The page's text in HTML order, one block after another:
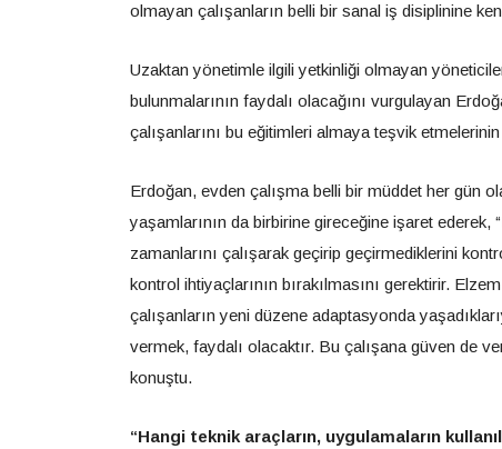
olmayan çalışanların belli bir sanal iş disiplinine
Uzaktan yönetimle ilgili yetkinliği olmayan
bulunmalarının faydalı olacağını vurgulayan
çalışanlarını bu eğitimleri almaya teşvik
Erdoğan, evden çalışma belli bir müddet her gün
yaşamlarının da birbirine gireceğine işaret
zamanlarını çalışarak geçirip geçirmediklerini
kontrol ihtiyaçlarının bırakılmasını gerektirir.
çalışanların yeni düzene adaptasyonda
vermek, faydalı olacaktır. Bu çalışana güven de
konuştu.
“Hangi teknik araçların, uygulamaların